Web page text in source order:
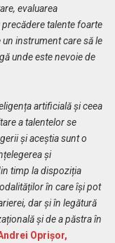
evaluarea
talente foarte
instrument care să le
unde este nevoie de
artificială și ceea
a talentelor se
și aceștia sunt o
și
timp la dispoziția
în care își pot
dar și în legătură
și de a păstra în
Oprișor,